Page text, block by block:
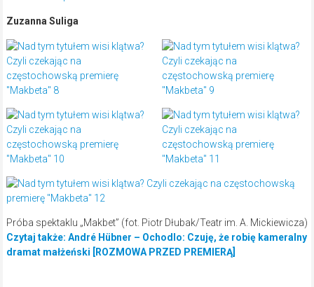
Zuzanna Suliga
Próba spektaklu „Makbet” (fot. Piotr Dłubak/Teatr im. A. Mickiewicza)
Czytaj także: André Hübner – Ochodlo: Czuję, że robię kameralny
dramat małżeński [ROZMOWA PRZED PREMIERĄ]